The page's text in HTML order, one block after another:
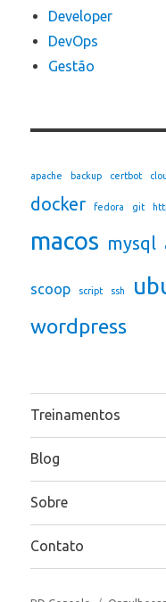
Developer
DevOps
Gestão
apache backup certbot
docker fedora git
macos mysql
scoop script ssh
wordpress
Treinamentos
Blog
Sobre
Contato